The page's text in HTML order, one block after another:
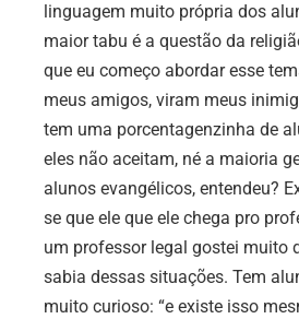
linguagem muito própria dos
maior tabu é a questão da
que eu começo abordar esse
meus amigos, viram meus
tem uma porcentagenzinha de
eles não aceitam, né a maioria
alunos evangélicos, entendeu?
se que ele que ele chega pro
um professor legal gostei muito
sabia dessas situações. Tem
muito curioso: “e existe isso